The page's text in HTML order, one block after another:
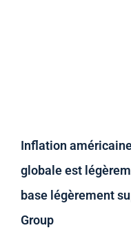
Inflation
globale est
base légèrement
Group